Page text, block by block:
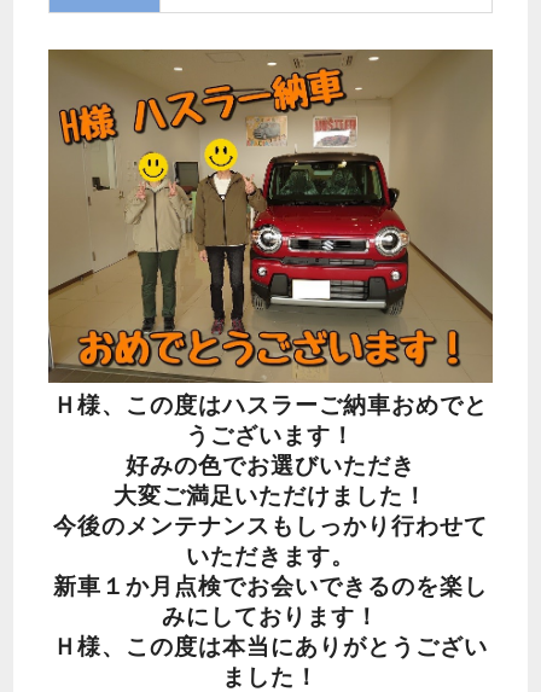
Ｈ様、この度はハスラーご納車おめでと
うございます！
好みの色でお選びいただき
大変ご満足いただけました！
今後のメンテナンスもしっかり行わせて
いただきます。
新車１か月点検でお会いできるのを楽し
みにしております！
Ｈ様、この度は本当にありがとうござい
ました！